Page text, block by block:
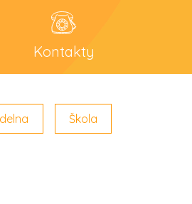
Kontakty
Škola